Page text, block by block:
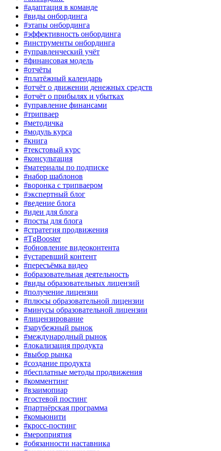
#адаптация в команде
#виды онбординга
#этапы онбординга
#эффективность онбординга
#инструменты онбординга
#управленческий учёт
#финансовая модель
#отчёты
#платёжный календарь
#отчёт о движении денежных средств
#отчёт о прибылях и убытках
#управление финансами
#трипваер
#методичка
#модуль курса
#книга
#текстовый курс
#консультация
#материалы по подписке
#набор шаблонов
#воронка с трипваером
#экспертный блог
#ведение блога
#идеи для блога
#посты для блога
#стратегия продвижения
#TgBooster
#обновление видеоконтента
#устаревший контент
#пересъёмка видео
#образовательная деятельность
#виды образовательных лицензий
#получение лицензии
#плюсы образовательной лицензии
#минусы образовательной лицензии
#лицензирование
#зарубежный рынок
#международный рынок
#локализация продукта
#выбор рынка
#создание продукта
#бесплатные методы продвижения
#комментинг
#взаимопиар
#гостевой постинг
#партнёрская программа
#комьюнити
#кросс-постинг
#мероприятия
#обязанности наставника